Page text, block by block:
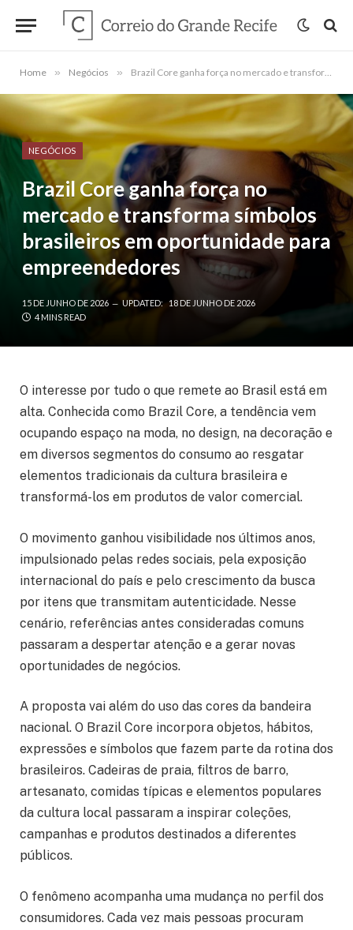
Home » Negócios » Brazil Core ganha força no mercado e transforma símbolos brasileiros em oportunidade para empreendedores
NEGÓCIOS
Brazil Core ganha força no
mercado e transforma símbolos
brasileiros em oportunidade para
empreendedores
15 DE JUNHO DE 2026 UPDATED:
18 DE JUNHO DE 2026
4 MINS READ
O interesse por tudo o que remete ao Brasil está em
alta. Conhecida como Brazil Core, a tendência vem
ocupando espaço na moda, no design, na decoração e
em diversos segmentos do consumo ao resgatar
elementos tradicionais da cultura brasileira e
transformá-los em produtos de valor comercial.
O movimento ganhou visibilidade nos últimos anos,
impulsionado pelas redes sociais, pela exposição
internacional do país e pelo crescimento da busca
por itens que transmitam autenticidade. Nesse
cenário, referências antes consideradas comuns
passaram a despertar atenção e a gerar novas
oportunidades de negócios.
A proposta vai além do uso das cores da bandeira
nacional. O Brazil Core incorpora objetos, hábitos,
expressões e símbolos que fazem parte da rotina dos
brasileiros. Cadeiras de praia, filtros de barro,
artesanato, comidas típicas e elementos populares
da cultura local passaram a inspirar coleções,
campanhas e produtos destinados a diferentes
públicos.
O fenômeno acompanha uma mudança no perfil dos
consumidores. Cada vez mais pessoas procuram